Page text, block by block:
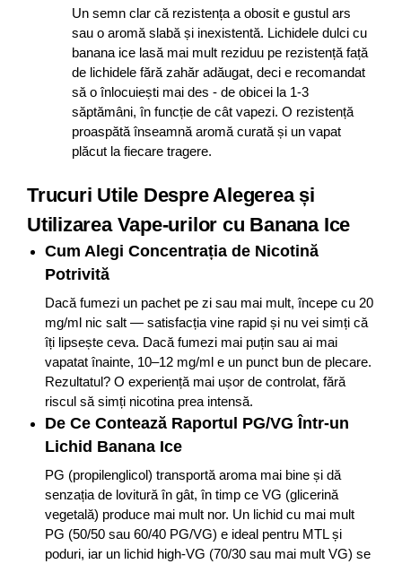
Un semn clar că rezistența a obosit e gustul ars
sau o aromă slabă și inexistentă. Lichidele dulci cu
banana ice lasă mai mult reziduu pe rezistență față
de lichidele fără zahăr adăugat, deci e recomandat
să o înlocuiești mai des - de obicei la 1-3
săptămâni, în funcție de cât vapezi. O rezistență
proaspătă înseamnă aromă curată și un vapat
plăcut la fiecare tragere.
Trucuri Utile Despre Alegerea și
Utilizarea Vape-urilor cu Banana Ice
Cum Alegi Concentrația de Nicotină
Potrivită
Dacă fumezi un pachet pe zi sau mai mult, începe cu 20
mg/ml nic salt — satisfacția vine rapid și nu vei simți că
îți lipsește ceva. Dacă fumezi mai puțin sau ai mai
vapatat înainte, 10–12 mg/ml e un punct bun de plecare.
Rezultatul? O experiență mai ușor de controlat, fără
riscul să simți nicotina prea intensă.
De Ce Contează Raportul PG/VG Într-un
Lichid Banana Ice
PG (propilenglicol) transportă aroma mai bine și dă
senzația de lovitură în gât, în timp ce VG (glicerină
vegetală) produce mai mult nor. Un lichid cu mai mult
PG (50/50 sau 60/40 PG/VG) e ideal pentru MTL și
poduri, iar un lichid high-VG (70/30 sau mai mult VG) se